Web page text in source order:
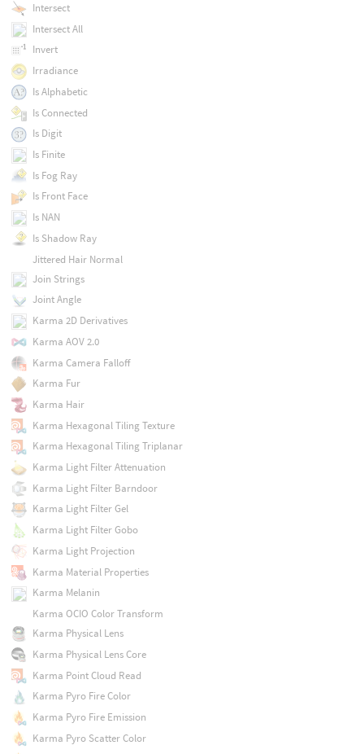
Intersect
Intersect All
Invert
Irradiance
Is Alphabetic
Is Connected
Is Digit
Is Finite
Is Fog Ray
Is Front Face
Is NAN
Is Shadow Ray
Jittered Hair Normal
Join Strings
Joint Angle
Karma 2D Derivatives
Karma AOV 2.0
Karma Camera Falloff
Karma Fur
Karma Hair
Karma Hexagonal Tiling Texture
Karma Hexagonal Tiling Triplanar
Karma Light Filter Attenuation
Karma Light Filter Barndoor
Karma Light Filter Gel
Karma Light Filter Gobo
Karma Light Projection
Karma Material Properties
Karma Melanin
Karma OCIO Color Transform
Karma Physical Lens
Karma Physical Lens Core
Karma Point Cloud Read
Karma Pyro Fire Color
Karma Pyro Fire Emission
Karma Pyro Scatter Color